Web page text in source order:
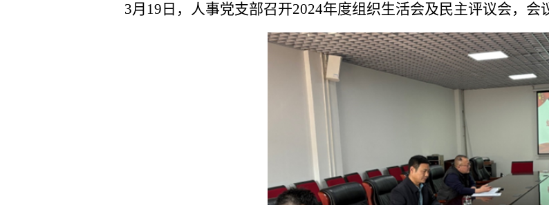
3月 19 日，人事党支部召开2024年度组织生活会及民主评议会，会